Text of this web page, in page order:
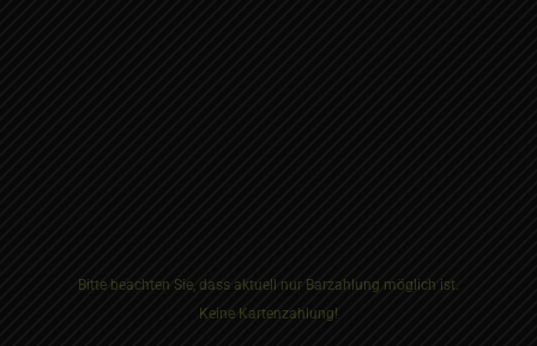
Bitte beachten Sie, dass aktuell nur Barzahlung möglich ist.
Keine Kartenzahlung!